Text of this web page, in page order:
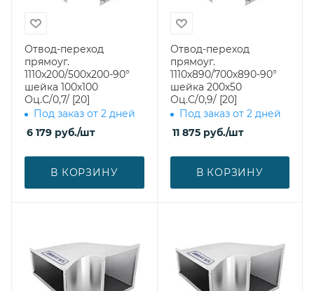
Отвод-переход
прямоуг.
1110х200/500х200-90°
шейка 100х100
Оц.С/0,7/ [20]
Под заказ от 2 дней
6 179 руб./шт
В КОРЗИНУ
Отвод-переход
прямоуг.
1110х890/700х890-90°
шейка 200х50
Оц.С/0,9/ [20]
Под заказ от 2 дней
11 875руб./шт
В КОРЗИНУ